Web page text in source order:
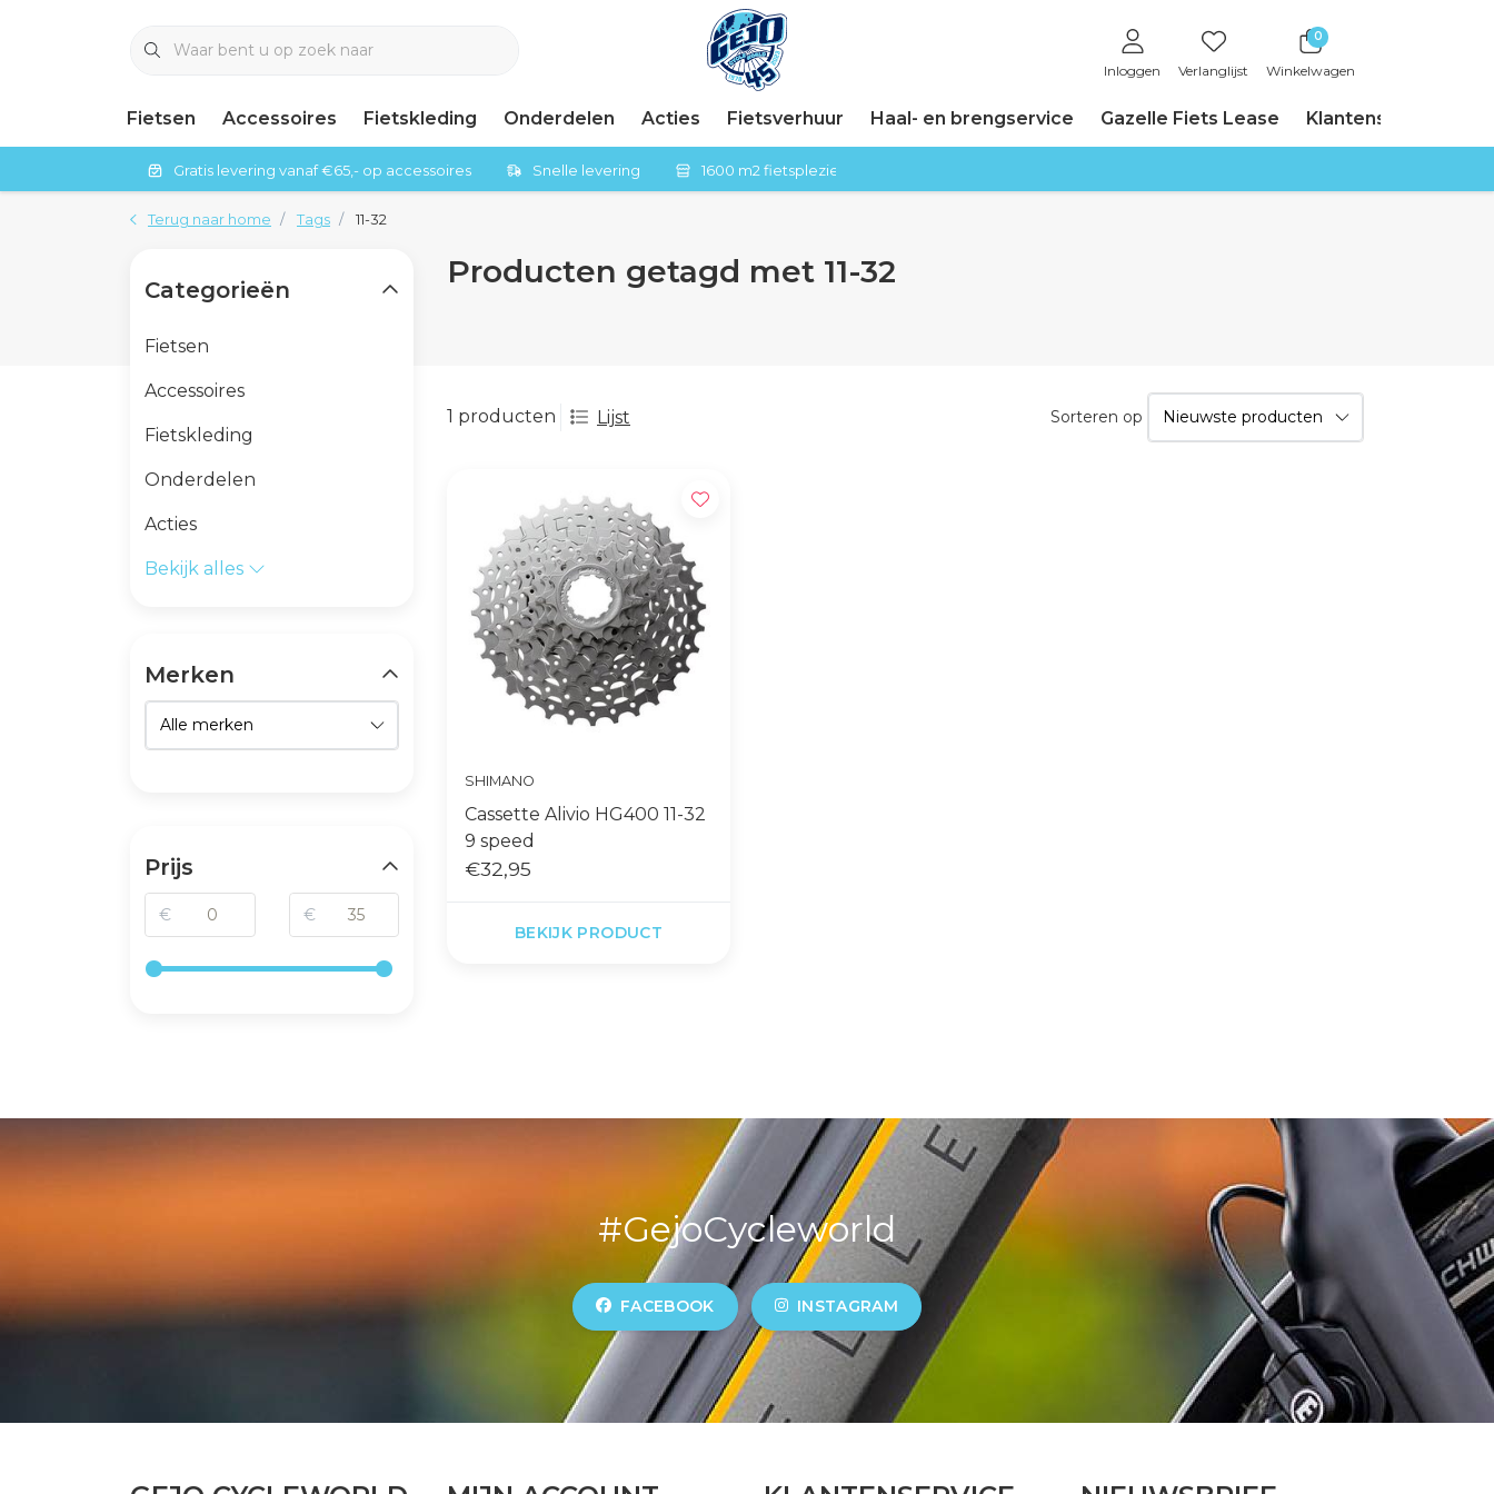
Inloggen Verlanglijst
0
Winkelwagen
Fietsen Accessoires Fietskleding Onderdelen Acties Fietsverhuur Haal- en brengservice Gazelle Fiets Lease Klantenservice
Gratis levering vanaf €65,- op accessoires Snelle levering 1600 m2 fietsplezier in Tiel
Terug naar home Tags 11-32
Producten getagd met 11-32
1 producten Lijst Sorteren op
SHIMANO
Cassette Alivio HG400 11-32
9 speed
€32,95
BEKIJK PRODUCT
Categorieën
Fietsen
Accessoires
Fietskleding
Onderdelen
Acties
Bekijk alles
Merken
Prijs
€ €
#GejoCycleworld
FACEBOOK INSTAGRAM